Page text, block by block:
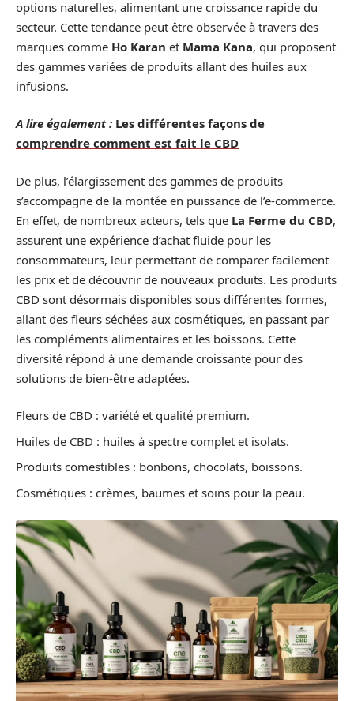
options naturelles, alimentant une croissance rapide du
secteur. Cette tendance peut être observée à travers des
marques comme Ho Karan et Mama Kana, qui proposent
des gammes variées de produits allant des huiles aux
infusions.
A lire également : Les différentes façons de
comprendre comment est fait le CBD
De plus, l’élargissement des gammes de produits
s’accompagne de la montée en puissance de l’e-commerce.
En effet, de nombreux acteurs, tels que La Ferme du CBD,
assurent une expérience d’achat fluide pour les
consommateurs, leur permettant de comparer facilement
les prix et de découvrir de nouveaux produits. Les produits
CBD sont désormais disponibles sous différentes formes,
allant des fleurs séchées aux cosmétiques, en passant par
les compléments alimentaires et les boissons. Cette
diversité répond à une demande croissante pour des
solutions de bien-être adaptées.
Fleurs de CBD : variété et qualité premium.
Huiles de CBD : huiles à spectre complet et isolats.
Produits comestibles : bonbons, chocolats, boissons.
Cosmétiques : crèmes, baumes et soins pour la peau.